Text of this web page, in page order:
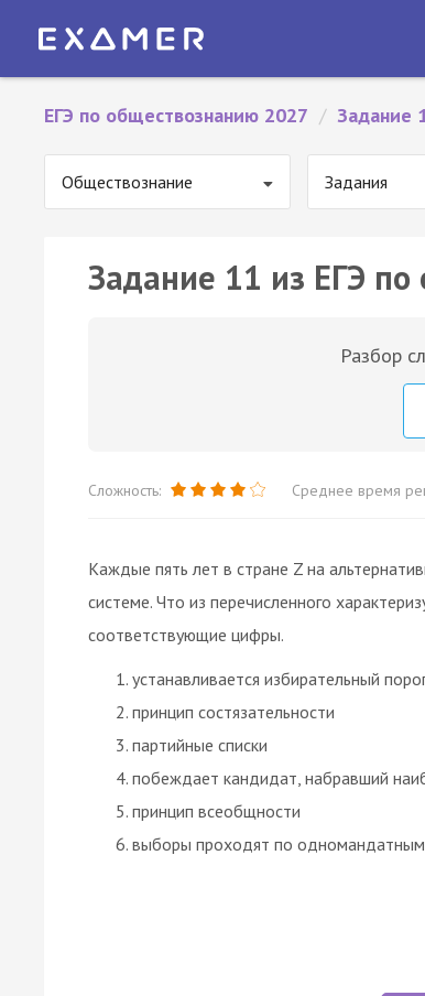
ЕГЭ по обществознанию 2027 / Задание
Обществознание Задания
Задание 11 из ЕГЭ
Разбор
Сложность: Среднее время
Каждые пять лет в стране Z на
системе. Что из перечисленного
соответствующие цифры.
устанавливается избирательный
принцип состязательности
партийные списки
побеждает кандидат, набравший
принцип всеобщности
выборы проходят по одномандатным